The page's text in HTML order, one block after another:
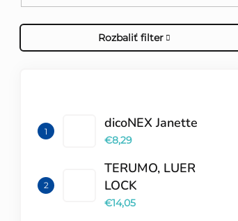
Rozbaliť filter
dicoNEX Janette
€8,29
TERUMO, LUER
LOCK
€14,05